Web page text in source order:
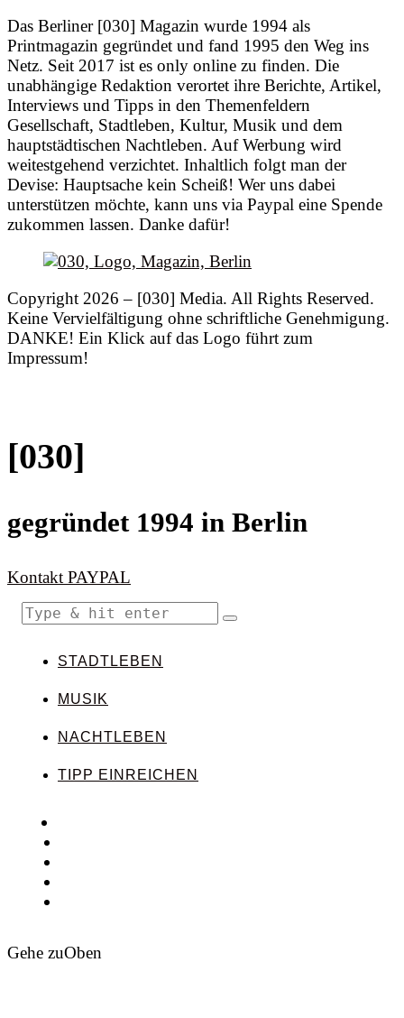
Das Berliner [030] Magazin wurde 1994 als
Printmagazin gegründet und fand 1995 den Weg ins
Netz. Seit 2017 ist es only online zu finden. Die
unabhängige Redaktion verortet ihre Berichte, Artikel,
Interviews und Tipps in den Themenfeldern
Gesellschaft, Stadtleben, Kultur, Musik und dem
hauptstädtischen Nachtleben. Auf Werbung wird
weitestgehend verzichtet. Inhaltlich folgt man der
Devise: Hauptsache kein Scheiß! Wer uns dabei
unterstützen möchte, kann uns via Paypal eine Spende
zukommen lassen. Danke dafür!
Copyright 2026 – [030] Media. All Rights Reserved.
Keine Vervielfältigung ohne schriftliche Genehmigung.
DANKE! Ein Klick auf das Logo führt zum
Impressum!
[030]
gegründet 1994 in Berlin
Kontakt PAYPAL
STADTLEBEN
MUSIK
NACHTLEBEN
TIPP EINREICHEN
Gehe zuOben